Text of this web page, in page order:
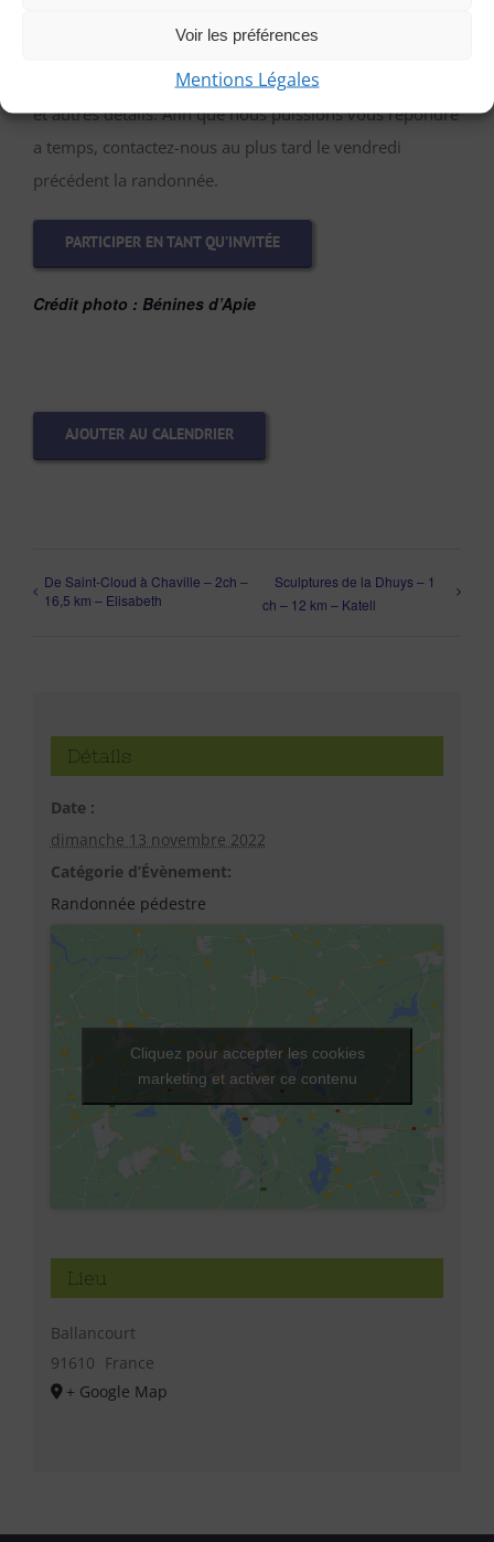
Voir les préférences
Mentions Légales
choix en laissant vos coordonnées pour que l’on puisse
vous répondre en vous précisant le lieu de rendez-vous
et autres détails. Afin que nous puissions vous répondre
a temps, contactez-nous au plus tard le vendredi
précédent la randonnée.
PARTICIPER EN TANT QU’INVITÉE
Crédit photo : Bénines d’Apie
AJOUTER AU CALENDRIER
De Saint-Cloud à Chaville – 2ch –
16,5 km – Elisabeth
Sculptures de la Dhuys – 1
ch – 12 km – Katell
Détails
Date :
dimanche 13 novembre 2022
Catégorie d’Évènement:
Randonnée pédestre
Lieu
Ballancourt
91610 France
+ Google Map
Cliquez pour accepter les cookies
marketing et activer ce contenu